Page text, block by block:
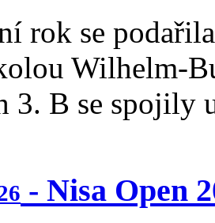
rok se
Wilhelm-
3. B se spojily
- Nisa Open